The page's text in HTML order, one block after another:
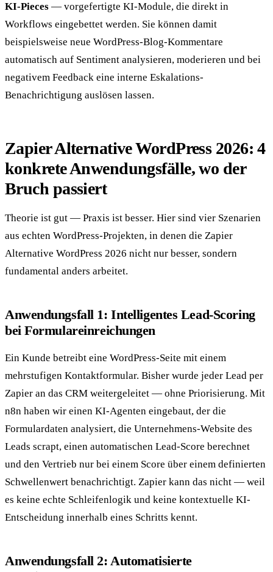
KI-Pieces — vorgefertigte KI-Module, die direkt in
Workflows eingebettet werden. Sie können damit
beispielsweise neue WordPress-Blog-Kommentare
automatisch auf Sentiment analysieren, moderieren und bei
negativem Feedback eine interne Eskalations-
Benachrichtigung auslösen lassen.
Zapier Alternative WordPress 2026: 4
konkrete Anwendungsfälle, wo der
Bruch passiert
Theorie ist gut — Praxis ist besser. Hier sind vier Szenarien
aus echten WordPress-Projekten, in denen die Zapier
Alternative WordPress 2026 nicht nur besser, sondern
fundamental anders arbeitet.
Anwendungsfall 1: Intelligentes Lead-Scoring
bei Formulareinreichungen
Ein Kunde betreibt eine WordPress-Seite mit einem
mehrstufigen Kontaktformular. Bisher wurde jeder Lead per
Zapier an das CRM weitergeleitet — ohne Priorisierung. Mit
n8n haben wir einen KI-Agenten eingebaut, der die
Formulardaten analysiert, die Unternehmens-Website des
Leads scrapt, einen automatischen Lead-Score berechnet
und den Vertrieb nur bei einem Score über einem definierten
Schwellenwert benachrichtigt. Zapier kann das nicht — weil
es keine echte Schleifenlogik und keine kontextuelle KI-
Entscheidung innerhalb eines Schritts kennt.
Anwendungsfall 2: Automatisierte